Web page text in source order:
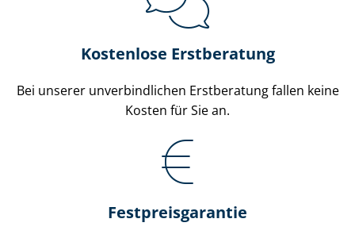
Kostenlose Erstberatung
Bei unserer unverbindlichen Erstberatung fallen keine
Kosten für Sie an.
Festpreis­garantie